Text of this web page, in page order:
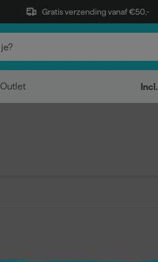
Gratis verzending vanaf €50,-
Outlet Incl.